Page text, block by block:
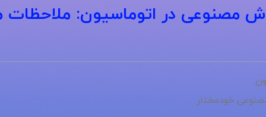
مصنوعی در اتوماسیون:
خودمختار